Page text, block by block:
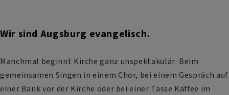
Wir sind Augsburg evangelisch.
Manchmal beginnt Kirche ganz unspektakulär: Beim
gemeinsamen Singen in einem Chor, bei einem Gespräch auf
einer Bank vor der Kirche oder bei einer Tasse Kaffee im